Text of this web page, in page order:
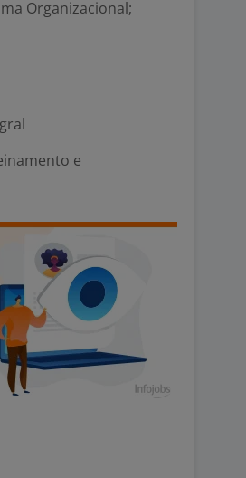
Organizacional;
e